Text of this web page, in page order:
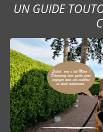
r
t
i
c
l
e
UN GUIDE